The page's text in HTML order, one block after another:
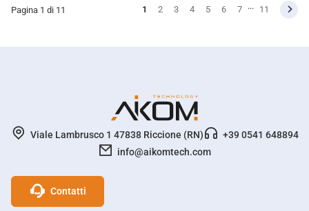
Pagina 1 di 11 1 2 3 4 5 6 7 ... 11
Viale Lambrusco 1 47838 Riccione (RN)
+39 0541 648894
info@aikomtech.com
Contatti